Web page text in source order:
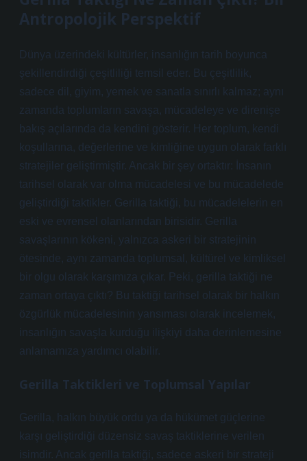
Antropolojik Perspektif
Dünya üzerindeki kültürler, insanlığın tarih boyunca
şekillendirdiği çeşitliliği temsil eder. Bu çeşitlilik,
sadece dil, giyim, yemek ve sanatla sınırlı kalmaz; aynı
zamanda toplumların savaşa, mücadeleye ve direnişe
bakış açılarında da kendini gösterir. Her toplum, kendi
koşullarına, değerlerine ve kimliğine uygun olarak farklı
stratejiler geliştirmiştir. Ancak bir şey ortaktır: İnsanın
tarihsel olarak var olma mücadelesi ve bu mücadelede
geliştirdiği taktikler. Gerilla taktiği, bu mücadelelerin en
eski ve evrensel olanlarından birisidir. Gerilla
savaşlarının kökeni, yalnızca askeri bir stratejinin
ötesinde, aynı zamanda toplumsal, kültürel ve kimliksel
bir olgu olarak karşımıza çıkar. Peki, gerilla taktiği ne
zaman ortaya çıktı? Bu taktiği tarihsel olarak bir halkın
özgürlük mücadelesinin yansıması olarak incelemek,
insanlığın savaşla kurduğu ilişkiyi daha derinlemesine
anlamamıza yardımcı olabilir.
Gerilla Taktikleri ve Toplumsal Yapılar
Gerilla, halkın büyük ordu ya da hükümet güçlerine
karşı geliştirdiği düzensiz savaş taktiklerine verilen
isimdir. Ancak gerilla taktiği, sadece askeri bir strateji